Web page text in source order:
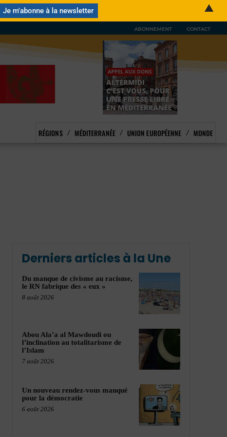
ABONNEMENT CONTACT
RÉGIONS MÉDITERRANÉE UNION EUROPÉENNE MONDE
Derniers articles à la Une
Du manque de civisme au racisme,
le RN fabrique des « eux »
8 août 2026
Abou Ala’a al Mawdoudi ou
l’inclination au totalitarisme de
l’Islam
7 août 2026
Un nouveau rendez-vous manqué
pour la démocratie
6 août 2026
▲